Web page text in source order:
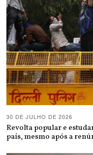
30 DE JULHO DE 2026
Revolta popular e
país, mesmo após a